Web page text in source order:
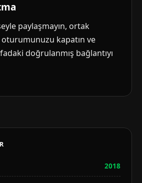
paylaşmayın, ortak
kapatın ve
doğrulanmış bağlantıyı
2018